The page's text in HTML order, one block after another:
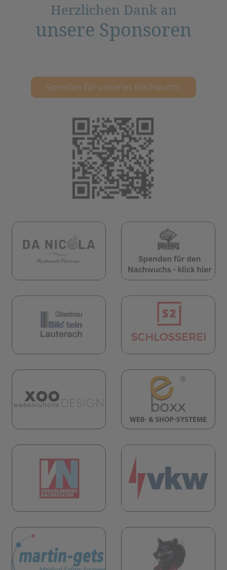
Herzlichen Dank an
unsere Sponsoren
Spenden für unseren Nachwuchs
in neuem Tab) (öffnet in neuem Tab)
in neuem Tab) (öffnet in neuem Tab)
in neuem Tab) (öffnet in neuem Tab)
in neuem Tab) (öffnet in neuem Tab)
in neuem Tab)
(öffnet in neuem Tab)